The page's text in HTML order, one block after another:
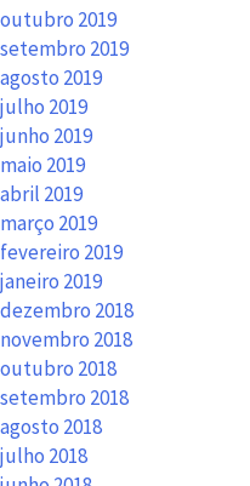
outubro 2019
setembro 2019
agosto 2019
julho 2019
junho 2019
maio 2019
abril 2019
março 2019
fevereiro 2019
janeiro 2019
dezembro 2018
novembro 2018
outubro 2018
setembro 2018
agosto 2018
julho 2018